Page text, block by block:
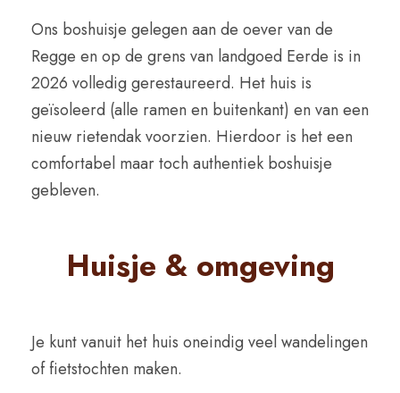
Ons boshuisje gelegen aan de oever van de
Regge en op de grens van landgoed Eerde is in
2026 volledig gerestaureerd. Het huis is
geïsoleerd (alle ramen en buitenkant) en van een
nieuw rietendak voorzien. Hierdoor is het een
comfortabel maar toch authentiek boshuisje
gebleven.
Huisje & omgeving
Je kunt vanuit het huis oneindig veel wandelingen
of fietstochten maken.